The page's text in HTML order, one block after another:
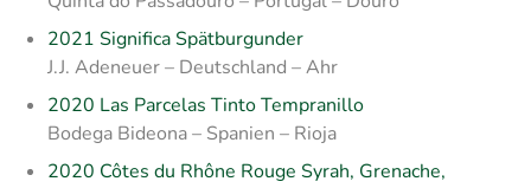
2021 Significa Spätburgunder
J.J. Adeneuer – Deutschland – Ahr
2020 Las Parcelas Tinto Tempranillo
Bodega Bideona – Spanien – Rioja
2020 Côtes du Rhône Rouge Syrah, Grenache,